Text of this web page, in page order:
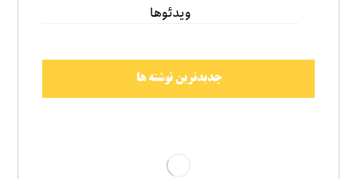
ویدئوها
جدیدترین نوشته ها